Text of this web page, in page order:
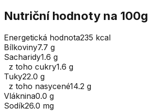
Nutriční hodnoty na 100g
Energetická hodnota235 kcal
Bílkoviny7.7 g
Sacharidy1.6 g
z toho cukry1.6 g
Tuky22.0 g
z toho nasycené14.2 g
Vláknina0.0 g
Sodík26.0 mg